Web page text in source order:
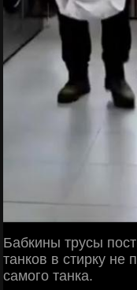
Бабкины трусы
танков в стирку не
самого танка.